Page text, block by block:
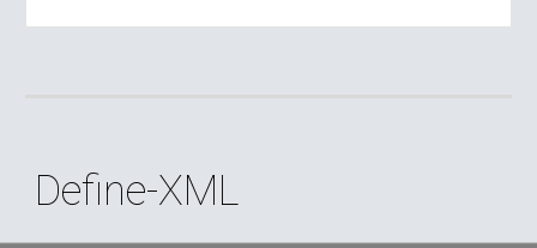
Define-XML